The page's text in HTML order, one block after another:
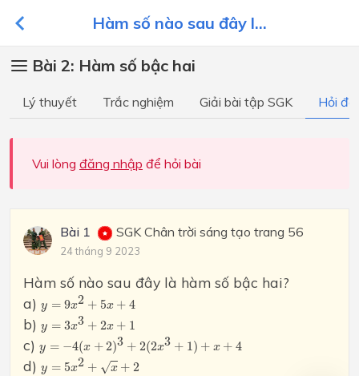
Hàm số nào sau đây l...
Bài 2: Hàm số bậc hai
Lý thuyết Trắc nghiệm Giải bài tập SGK Hỏi
Vui lòng đăng nhập để hỏi bài
Bài 1 SGK Chân trời sáng tạo trang 56
24 tháng 9 2023
Hàm số nào sau đây là hàm số bậc hai?
a) y = 9x2 + 5x + 4
2+
b) y = 3x3 + 2x + 1
y 3+
c) y = −4(x +2)3 + 2(2x3 + 1) + x + 4
y 2 1)
d) y = 5x2 + √x + 2
y 2+